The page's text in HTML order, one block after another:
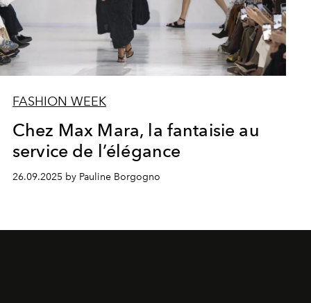
FASHION WEEK
Chez Max Mara, la fantaisie au
service de l’élégance
26.09.2025 by Pauline Borgogno